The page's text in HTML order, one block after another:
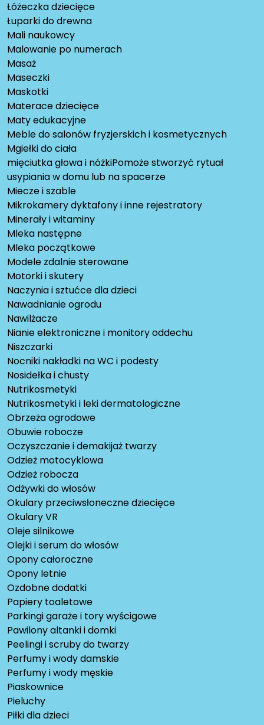
Łóżeczka dziecięce
Łuparki do drewna
Mali naukowcy
Malowanie po numerach
Masaż
Maseczki
Maskotki
Materace dziecięce
Maty edukacyjne
Meble do salonów fryzjerskich i kosmetycznych
Mgiełki do ciała
mięciutka głowa i nóżkiPomoże stworzyć rytuał
usypiania w domu lub na spacerze
Miecze i szable
Mikrokamery dyktafony i inne rejestratory
Minerały i witaminy
Mleka następne
Mleka początkowe
Modele zdalnie sterowane
Motorki i skutery
Naczynia i sztućce dla dzieci
Nawadnianie ogrodu
Nawilżacze
Nianie elektroniczne i monitory oddechu
Niszczarki
Nocniki nakładki na WC i podesty
Nosidełka i chusty
Nutrikosmetyki
Nutrikosmetyki i leki dermatologiczne
Obrzeża ogrodowe
Obuwie robocze
Oczyszczanie i demakijaż twarzy
Odzież motocyklowa
Odzież robocza
Odżywki do włosów
Okulary przeciwsłoneczne dziecięce
Okulary VR
Oleje silnikowe
Olejki i serum do włosów
Opony całoroczne
Opony letnie
Ozdobne dodatki
Papiery toaletowe
Parkingi garaże i tory wyścigowe
Pawilony altanki i domki
Peelingi i scruby do twarzy
Perfumy i wody damskie
Perfumy i wody męskie
Piaskownice
Pieluchy
Piłki dla dzieci